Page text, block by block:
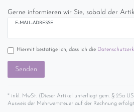
Gerne informieren wir Sie, sobald der
E-MAIL-ADRESSE
Hiermit bestätige ich, dass ich die
Senden
* inkl. MwSt. (Dieser Artikel unterliegt gem. § 25a
Ausweis der Mehrwertsteuer auf der Rechnung